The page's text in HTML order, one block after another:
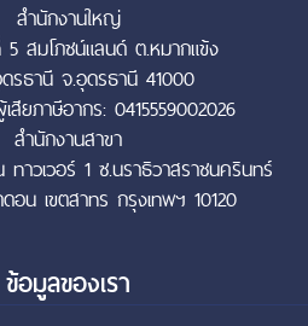
สำนักงานใหญ่
สมโภชน์แลนด์ ต.หมากแข้ง
ดรธานี จ.อุดรธานี 41000
สียภาษีอากร: 0415559002026
สำนักงานสาขา
ทาวเวอร์ 1 ซ.นราธิวาสราชนครินทร์
อน เขตสาทร กรุงเทพฯ 10120
ข้อมูลของเรา